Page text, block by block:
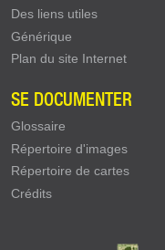
Des liens utiles
Générique
Plan du site Internet
SE DOCUMENTER
Glossaire
Répertoire d'images
Répertoire de cartes
Crédits